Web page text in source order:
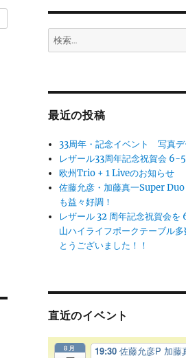
検
索:
最近の投稿
33周年・記念イベント 写真デ
レザール33周年記念祝賀会 6-
欧州Trio + 1 Liveのお知らせ
佐藤允彦・加藤真一
も益々好調！
レザール 32 周年記念祝賀会
山ハイライフポークテーブル
とうございました！！
直近のイベント
8月 19:30佐藤允彦P 加藤